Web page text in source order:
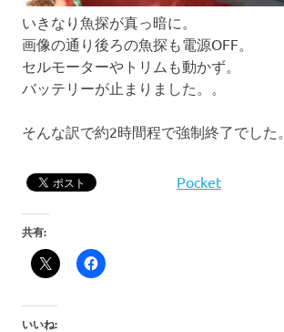
いきなり魚探が真っ暗に。
画像の通り後ろの魚探も電源OFF。
セルモーターやトリムも動かず。
バッテリーが止まりました。。
そんな訳で約2時間程で強制終了でした。
Pocket
共有:
いいね: